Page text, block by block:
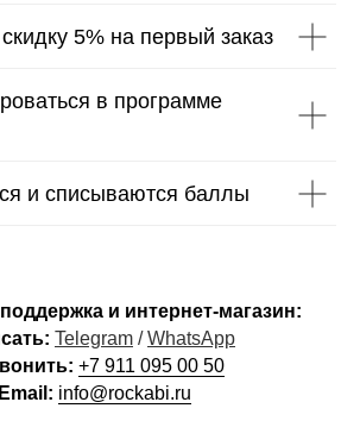
5% на первый заказ
в программе
и списываются баллы
и интернет-магазин:
Telegram /WhatsApp
+7 911 095 00 50
Email: info@rockabi.ru